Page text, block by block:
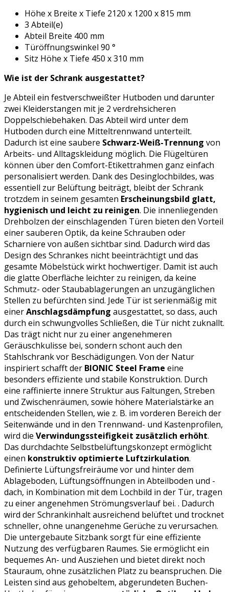
Höhe x Breite x Tiefe 2120 x 1200 x 815 mm
3 Abteil(e)
Abteil Breite 400 mm
Türöffnungswinkel 90 °
Sitz Höhe x Tiefe 450 x 310 mm
Wie ist der Schrank ausgestattet?
Je Abteil ein festverschweißter Hutboden und darunter
zwei Kleiderstangen mit je 2 verdrehsicheren
Doppelschiebehaken. Das Abteil wird unter dem
Hutboden durch eine Mitteltrennwand unterteilt.
Dadurch ist eine saubere Schwarz-Weiß-Trennung von
Arbeits- und Alltagskleidung möglich. Die Flügeltüren
können über den Comfort-Etikettrahmen ganz einfach
personalisiert werden. Dank des Desinglochbildes, was
essentiell zur Belüftung beiträgt, bleibt der Schrank
trotzdem in seinem gesamten Erscheinungsbild glatt,
hygienisch und leicht zu reinigen. Die innenliegenden
Drehbolzen der einschlagenden Türen bieten den Vorteil
einer sauberen Optik, da keine Schrauben oder
Scharniere von außen sichtbar sind. Dadurch wird das
Design des Schrankes nicht beeinträchtigt und das
gesamte Möbelstück wirkt hochwertiger. Damit ist auch
die glatte Oberfläche leichter zu reinigen, da keine
Schmutz- oder Staubablagerungen an unzugänglichen
Stellen zu befürchten sind. Jede Tür ist serienmäßig mit
einerAnschlagsdämpfung ausgestattet, so dass, auch
durch ein schwungvolles Schließen, die Tür nicht zuknallt.
Das trägt nicht nur zu einer angenehmeren
Geräuschkulisse bei, sondern schont auch den
Stahlschrank vor Beschädigungen. Von der Natur
inspiriert schafft der BIONIC Steel Frame eine
besonders effiziente und stabile Konstruktion. Durch
eine raffinierte innere Struktur aus Faltungen, Streben
und Zwischenräumen, sowie höhere Materialstärke an
entscheidenden Stellen, wie z. B. im vorderen Bereich der
Seitenwände und in den Trennwand- und Kastenprofilen,
wird die Verwindungssteifigkeit zusätzlich erhöht.
Das durchdachte Selbstbelüftungskonzept ermöglicht
einen konstruktiv optimierte Luftzirkulation.
Definierte Lüftungsfreiräume vor und hinter dem
Ablageboden, Lüftungsöffnungen in Abteilboden und -
dach, in Kombination mit dem Lochbild in der Tür, tragen
zu einer angenehmen Strömungsverlauf bei. . Dadurch
wird der Schrankinhalt ausreichend belüftet und trocknet
schneller, ohne unangenehme Gerüche zu verursachen.
Die untergebaute Sitzbank sorgt für eine effiziente
Nutzung des verfügbaren Raumes. Sie ermöglicht ein
bequemes An- und Ausziehen und bietet direkt noch
Stauraum, ohne zusätzlichen Platz zu beanspruchen. Die
Leisten sind aus gehobeltem, abgerundeten Buchen-